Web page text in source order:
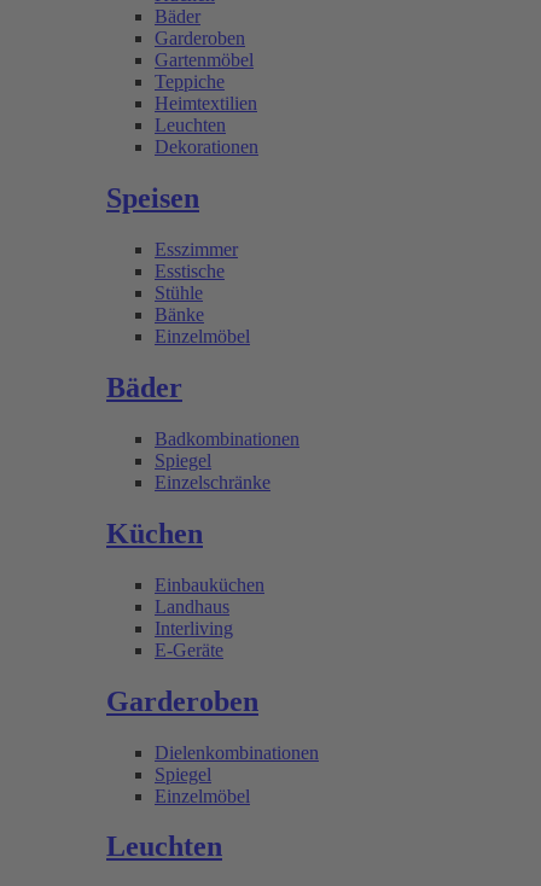
Bäder
Garderoben
Gartenmöbel
Teppiche
Heimtextilien
Leuchten
Dekorationen
Speisen
Esszimmer
Esstische
Stühle
Bänke
Einzelmöbel
Bäder
Badkombinationen
Spiegel
Einzelschränke
Küchen
Einbauküchen
Landhaus
Interliving
E-Geräte
Garderoben
Dielenkombinationen
Spiegel
Einzelmöbel
Leuchten